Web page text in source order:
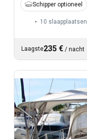
Schipper optioneel
10 slaapplaatsen
Laagste235 € / nacht